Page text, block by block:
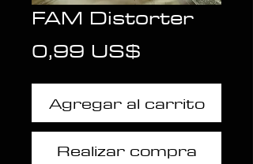
FAM Distorter
0,99 US$
Agregar al carrito
Realizar compra